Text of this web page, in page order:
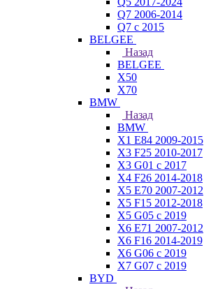
Q7 2006-2014
Q7 с 2015
BELGEE
Назад
BELGEE
X50
X70
BMW
Назад
BMW
X1 E84 2009-2015
X3 F25 2010-2017
X3 G01 с 2017
X4 F26 2014-2018
X5 E70 2007-2012
X5 F15 2012-2018
X5 G05 с 2019
X6 E71 2007-2012
X6 F16 2014-2019
X6 G06 с 2019
X7 G07 с 2019
BYD